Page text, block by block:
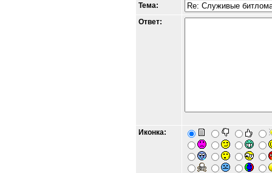
Тема:
Ответ:
Иконка: